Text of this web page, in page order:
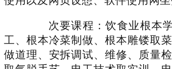
次要课程：饮食业根本学
工、根本冷菜制做、根本雕镂取
做道理、安拆调试、维修、质量